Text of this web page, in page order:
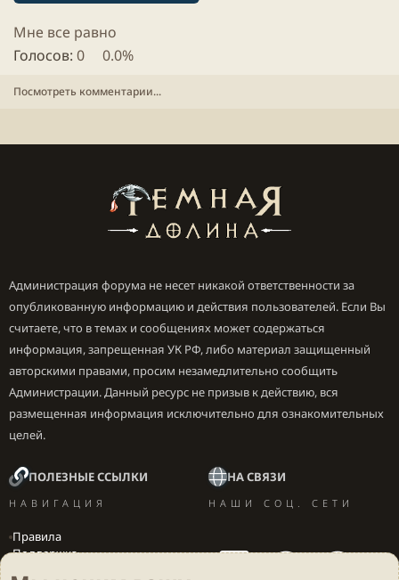
Мне все равно
Голосов: 0 0.0%
Посмотреть комментарии...
Администрация форума не несет никакой ответственности за
опубликованную информацию и действия пользователей. Если Вы
считаете, что в темах и сообщениях может содержаться
информация, запрещенная УК РФ, либо материал защищенный
авторскими правами, просим незамедлительно сообщить
Администрации. Данный ресурс не призыв к действию, вся
размещенная информация исключительно для ознакомительных
целей.
ПОЛЕЗНЫЕ ССЫЛКИ
НАВИГАЦИЯ
Правила
Поддержка
НА СВЯЗИ
НАШИ СОЦ. СЕТИ